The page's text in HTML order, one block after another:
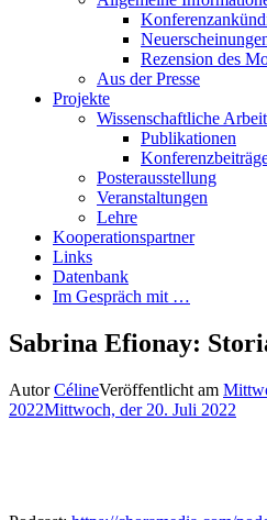
Rezension des
Aus der Presse
Projekte
Wissenschaftliche
Publikationen
Posterausstellung
Veranstaltungen
Lehre
Kooperationspartner
Links
Datenbank
Im Gespräch mit …
Sabrina Efionay:
AutorCélineVeröffentlicht am
2022Mittwoch, der 20. Juli 2022